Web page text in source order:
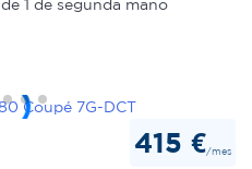
de 1 de segunda mano
415 €/mes